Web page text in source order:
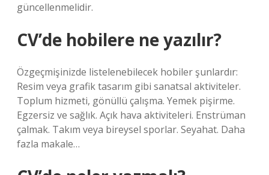
güncellenmelidir.
CV’de hobilere ne yazılır?
Özgeçmişinizde listelenebilecek hobiler şunlardır:
Resim veya grafik tasarım gibi sanatsal aktiviteler.
Toplum hizmeti, gönüllü çalışma. Yemek pişirme.
Egzersiz ve sağlık. Açık hava aktiviteleri. Enstrüman
çalmak. Takım veya bireysel sporlar. Seyahat. Daha
fazla makale…